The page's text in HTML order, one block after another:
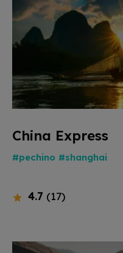
China Express
#pechino #shanghai
4.7 (17)